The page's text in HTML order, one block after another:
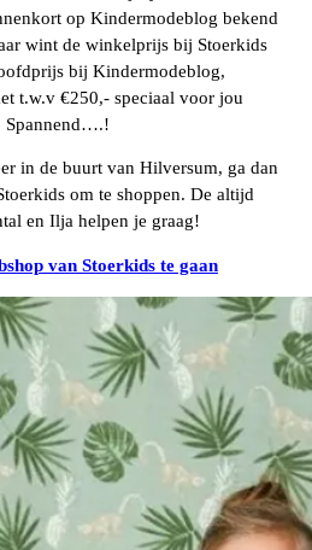
op Kindermodeblog bekend
wint de winkelprijs bij Stoerkids
bij Kindermodeblog,
t.w.v €250,- speciaal voor jou
Spannend….!
in de buurt van Hilversum, ga dan
om te shoppen. De altijd
en Ilja helpen je graag!
van Stoerkids te gaan